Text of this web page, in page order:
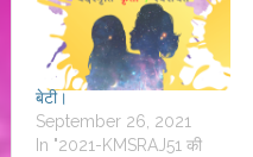
बेटी।
September 26, 2021
In "2021-KMSRAJ51 की